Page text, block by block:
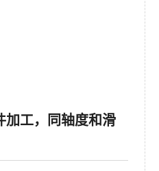
加工，同轴度和滑